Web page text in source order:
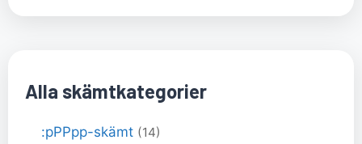
Alla skämtkategorier
:pPPpp-skämt (14)